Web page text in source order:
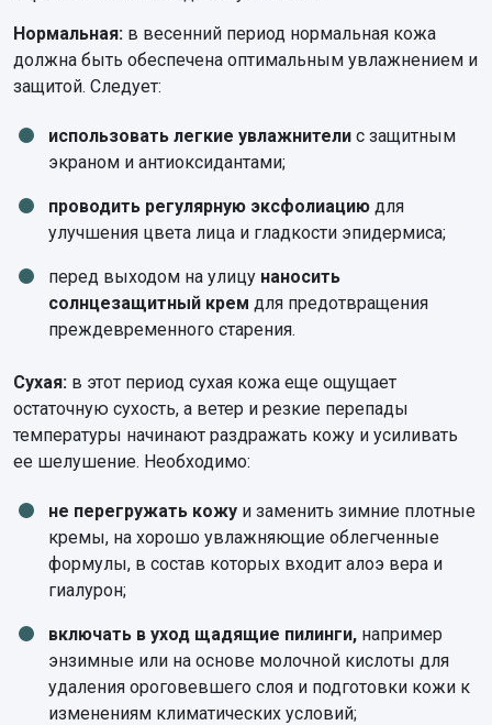
Нормальная: в весенний период нормальная кожа
должна быть обеспечена оптимальным увлажнением и
защитой. Следует:
использовать легкие увлажнители с защитным
экраном и антиоксидантами;
проводить регулярную эксфолиацию для
улучшения цвета лица и гладкости эпидермиса;
перед выходом на улицу наносить
солнцезащитный крем для предотвращения
преждевременного старения.
Сухая: в этот период сухая кожа еще ощущает
остаточную сухость, а ветер и резкие перепады
температуры начинают раздражать кожу и усиливать
ее шелушение. Необходимо:
не перегружать кожу и заменить зимние плотные
кремы, на хорошо увлажняющие облегченные
формулы, в состав которых входит алоэ вера и
гиалурон;
включать в уход щадящие пилинги, например
энзимные или на основе молочной кислоты для
удаления ороговевшего слоя и подготовки кожи к
изменениям климатических условий;